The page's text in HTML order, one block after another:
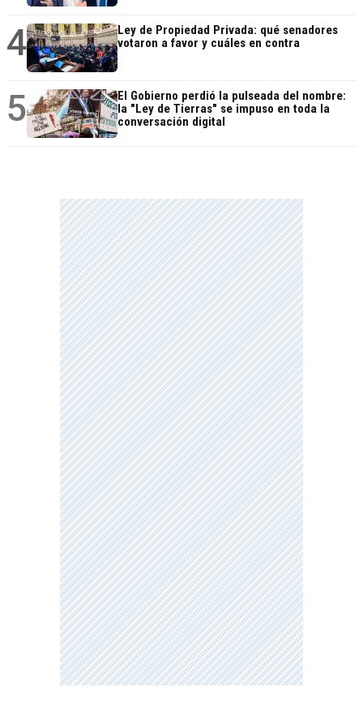
4
Ley de Propiedad Privada: qué senadores
votaron a favor y cuáles en contra
5
El Gobierno perdió la pulseada del nombre:
la "Ley de Tierras" se impuso en toda la
conversación digital